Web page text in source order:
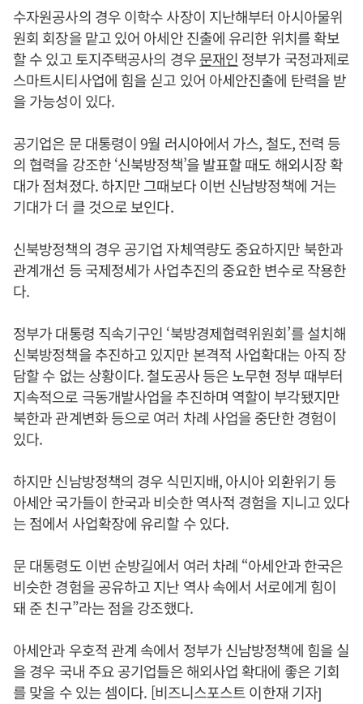
수자원공사의 경우 이학수 사장이 지난해부터 아시아물위
원회 회장을 맡고 있어 아세안 진출에 유리한 위치를 확보
할 수 있고 토지주택공사의 경우문재인 정부가 국정과제로
스마트시티사업에 힘을 싣고 있어 아세안진출에 탄력을 받
을 가능성이 있다.
공기업은 문 대통령이 9월 러시아에서 가스, 철도, 전력 등
의 협력을 강조한 ‘신북방정책’을 발표할 때도 해외시장 확
대가 점쳐졌다. 하지만 그때보다 이번 신남방정책에 거는
기대가 더 클 것으로 보인다.
신북방정책의 경우 공기업 자체역량도 중요하지만 북한과
관계개선 등 국제정세가 사업추진의 중요한 변수로 작용한
다.
정부가 대통령 직속기구인 ‘북방경제협력위원회’를 설치해
신북방정책을 추진하고 있지만 본격적 사업확대는 아직 장
담할 수 없는 상황이다. 철도공사 등은 노무현 정부 때부터
지속적으로 극동개발사업을 추진하며 역할이 부각됐지만
북한과 관계변화 등으로 여러 차례 사업을 중단한 경험이
있다.
하지만 신남방정책의 경우 식민지배, 아시아 외환위기 등
아세안 국가들이 한국과 비슷한 역사적 경험을 지니고 있다
는 점에서 사업확장에 유리할 수 있다.
문 대통령도 이번 순방길에서 여러 차례 “아세안과 한국은
비슷한 경험을 공유하고 지난 역사 속에서 서로에게 힘이
돼 준 친구”라는 점을 강조했다.
아세안과 우호적 관계 속에서 정부가 신남방정책에 힘을 실
을 경우 국내 주요 공기업들은 해외사업 확대에 좋은 기회
를 맞을 수 있는 셈이다. [비즈니스포스트 이한재 기자]